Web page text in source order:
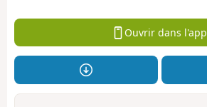
Ouvrir dans l'app